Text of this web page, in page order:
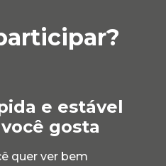
e estável
gosta
quer ver bem